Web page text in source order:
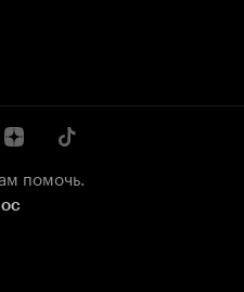
помочь.